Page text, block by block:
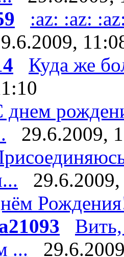
:az: :az:
Куда же
днем
29.6.2009,
...